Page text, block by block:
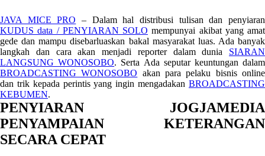
JAVA MICE PRO – Dalam hal distribusi tulisan dan penyiaran
KUDUS data / PENYIARAN SOLO mempunyai akibat yang amat
gede dan mampu disebarluaskan bakal masyarakat luas. Ada banyak
langkah dan cara akan menjadi reporter dalam dunia SIARAN
LANGSUNG WONOSOBO. Serta Ada seputar keuntungan dalam
BROADCASTING WONOSOBO akan para pelaku bisnis online
dan trik kepada perintis yang ingin mengadakan BROADCASTING
KEBUMEN.
PENYIARAN JOGJAMEDIA
PENYAMPAIAN KETERANGAN
SECARA CEPAT